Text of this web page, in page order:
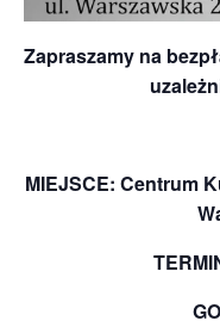
Zapraszamy na
MIEJSCE: Centrum